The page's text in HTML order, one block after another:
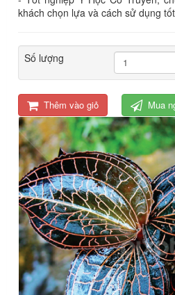
khách chọn lựa và cách sử dụng
Số lượng
Thêm vào giỏ Mua